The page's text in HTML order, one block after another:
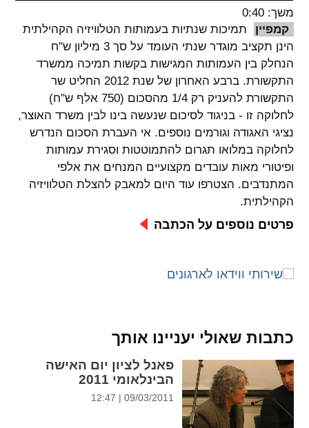
spellcheck
ניגודיות צבעים
brightness_high
ניגודיות בהירה
brightness_low
ניגודיות כהה
קישורים
format_underlined
קו תחתי לקישורים
משך: 0:40
קמפיין
תמיכות שנתיות בעמותות הטלוויזיה הקהילתית
הינן תקציב מוגדר שנתי העומד על סך 3 מיליון ש"ח
הנחלק בין העמותות המגישות בקשות תמיכה ממשרד
התקשורת. ברבע האחרון של שנת 2012 החליט שר
התקשורת להעניק רק 1/4 מהסכום (750 אלף ש"ח)
לחלוקה זו - בניגוד לסיכום שנעשה בינו לבין משרד האוצר,
נציגי האגודה וגורמים נוספים. אי העברת הסכום הנדרש
לחלוקה במלואו תגרום להתמוטטות וסגירת עמותות
ופיטורי מאות עובדים מקצועיים המנחים את אלפי
המתנדבים. הצטרפו עוד היום למאבק להצלת הטלוויזיה
הקהילתית.
פרטים נוספים על הכתבה
כתבות שאולי יעניינו אותך
פאנל לציון יום האישה
הבינלאומי 2011
09/03/2011 | 12:47